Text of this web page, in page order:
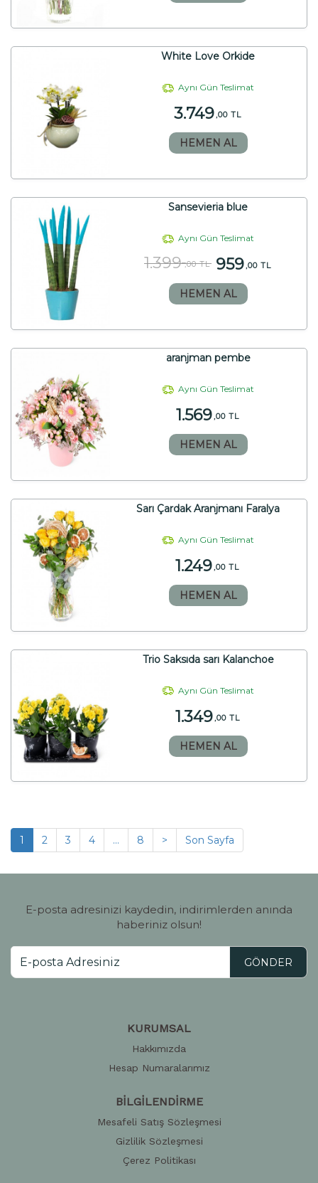
White Love Orkide
Aynı Gün Teslimat
3.749,00 TL
HEMEN AL
Sansevieria blue
Aynı Gün Teslimat
1.399 ,00 TL 959,00 TL
HEMEN AL
aranjman pembe
Aynı Gün Teslimat
1.569,00 TL
HEMEN AL
Sarı Çardak Aranjmanı Faralya
Aynı Gün Teslimat
1.249 ,00 TL
HEMEN AL
Trio Saksıda sarı Kalanchoe
Aynı Gün Teslimat
1.349 ,00 TL
HEMEN AL
1 2 3 4 ... 8 > Son Sayfa
E-posta adresinizi kaydedin, indirimlerden anında
haberiniz olsun!
GÖNDER
KURUMSAL
Hakkımızda
Hesap Numaralarımız
BİLGİLENDİRME
Mesafeli Satış Sözleşmesi
Gizlilik Sözleşmesi
Çerez Politikası